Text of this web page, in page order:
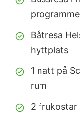
Båtresa
hyttplats
1 natt på
rum
2 frukostar